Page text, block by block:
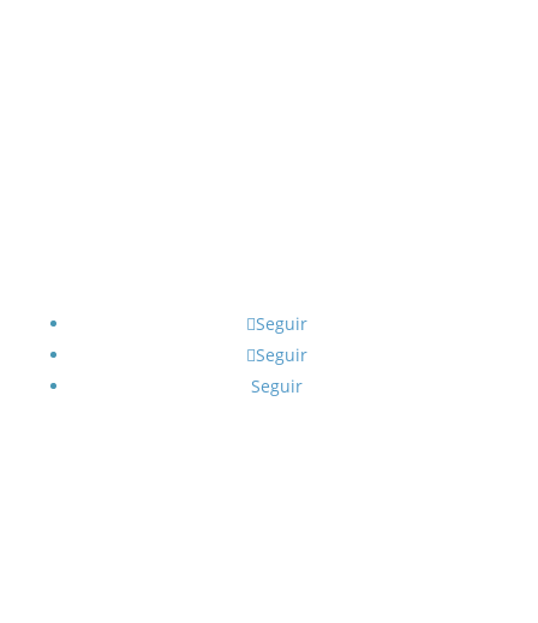
Seguir
Seguir
Seguir